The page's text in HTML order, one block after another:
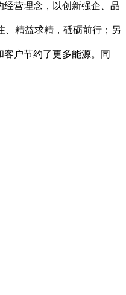
营理念，以创新强企、品
、精益求精，砥砺前行；另
户节约了更多能源。同